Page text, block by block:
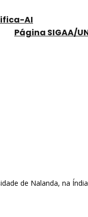
AI
Página SIGAA/
de Nalanda, na